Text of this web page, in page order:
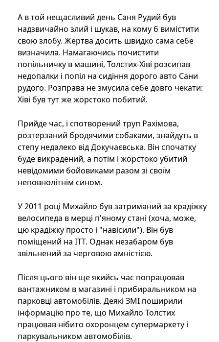
А в той нещасливий день Саня Рудий був
надзвичайно злий і шукав, на кому б вимістити
свою злобу. Жертва досить швидко сама себе
визначила. Намагаючись почистити
попільничку в машині, Толстих-Хіві розсипав
недопалки і попіл на сидіння дорого авто Сани
рудого. Розправа не змусила себе довго чекати:
Хіві був тут же жорстоко побитий.
Прийде час, і спотворений труп Рахімова,
розтерзаний бродячими собаками, знайдуть в
степу недалеко від Докучаєвська. Він спочатку
буде викрадений, а потім і жорстоко убитий
невідомими бойовиками разом зі своїм
неповнолітнім сином.
У 2011 році Михайло був затриманий за крадіжку
велосипеда в мерці п'яному стані (хоча, може,
цю крадіжку просто і "навісили"). Він був
поміщений на ІТТ. Однак незабаром був
звільнений за черговою амністією.
Після цього він ще якийсь час попрацював
вантажником в магазині і прибиральником на
парковці автомобілів. Деякі ЗМІ поширили
інформацію про те, що Михайло Толстих
працював нібито охоронцем супермаркету і
паркувальником автомобілів.